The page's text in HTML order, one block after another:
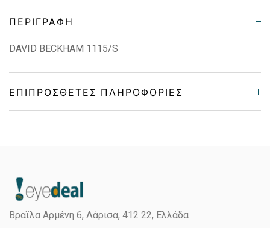
ΠΕΡΙΓΡΑΦΉ
DAVID BECKHAM 1115/S
ΕΠΙΠΡΌΣΘΕΤΕΣ ΠΛΗΡΟΦΟΡΊΕΣ
Color
Lens Color BLUE
Βραϊλα Αρμένη 6, Λάρισα, 412 22, Ελλάδα